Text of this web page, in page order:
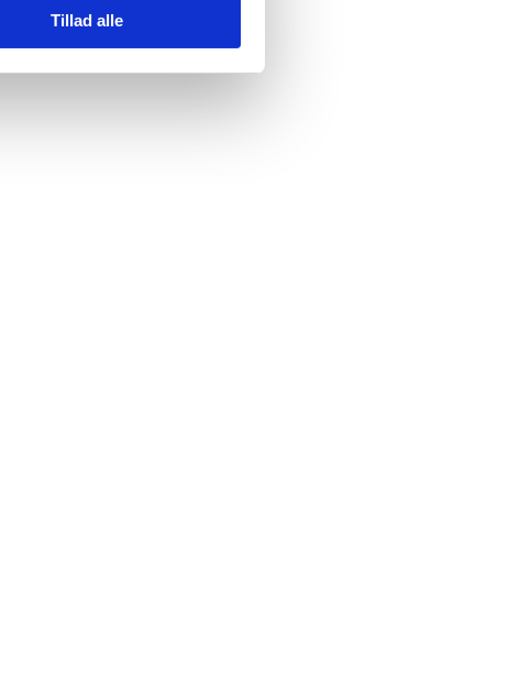
Tillad alle